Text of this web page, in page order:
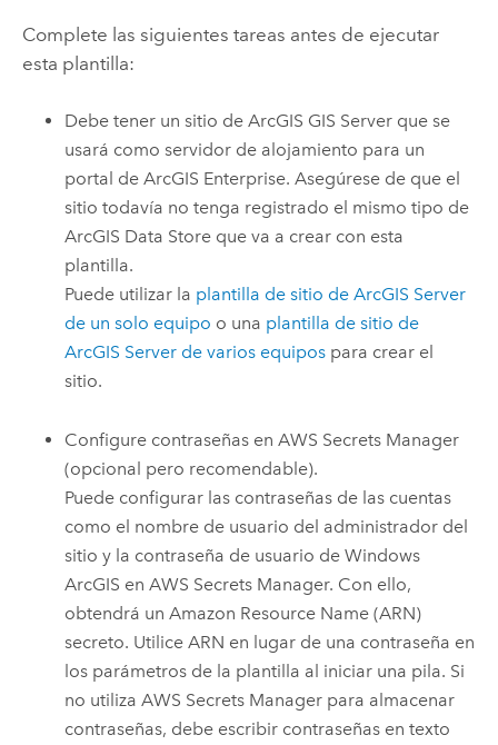
Complete las siguientes tareas antes de ejecutar
esta plantilla:
Debe tener un sitio deArcGIS GIS Server que se
usará como servidor de alojamiento para un
portal deArcGIS Enterprise. Asegúrese de que el
sitio todavía no tenga registrado el mismo tipo de
ArcGIS Data Store que va a crear con esta
plantilla.
Puede utilizar la plantilla de sitio deArcGIS Server
de un solo equipo o una plantilla de sitio de
ArcGIS Server de varios equipos para crear el
sitio.
Configure contraseñas enAWS Secrets Manager
(opcional pero recomendable).
Puede configurar las contraseñas de las cuentas
como el nombre de usuario del administrador del
sitio y la contraseña de usuario deWindows
ArcGIS enAWS Secrets Manager. Con ello,
obtendrá unAmazon Resource Name (ARN)
secreto. Utilice ARN en lugar de una contraseña en
los parámetros de la plantilla al iniciar una pila. Si
no utilizaAWS Secrets Manager para almacenar
contraseñas, debe escribir contraseñas en texto